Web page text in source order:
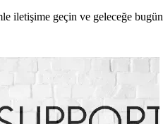
iletişime geçin ve geleceğe